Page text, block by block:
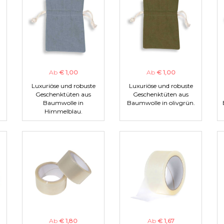
Ab € 1,00
Luxuriöse und robuste
Geschenktüten aus
Baumwolle in
Himmelblau.
Ab € 1,00
Luxuriöse und robuste
Geschenktüten aus
Baumwolle in olivgrün.
Ab € 1,80 Ab € 1,67